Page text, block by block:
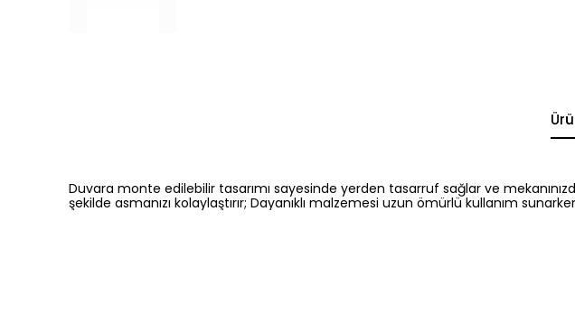
Duvara monte edilebilir tasarımı sayesinde yerden tasarruf sağlar ve
şekilde asmanızı kolaylaştırır; Dayanıklı malzemesi uzun ömürlü kullanım